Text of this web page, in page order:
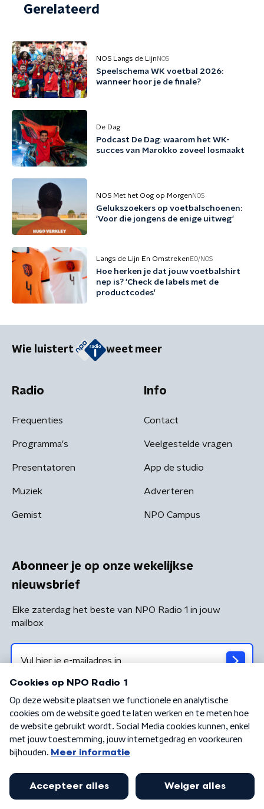
Gerelateerd
NOS Langs de Lijn NOS
Speelschema WK voetbal 2026:
wanneer hoor je de finale?
De Dag
Podcast De Dag: waarom het WK-
succes van Marokko zoveel losmaakt
NOS Met het Oog op Morgen NOS
Gelukszoekers op voetbalschoenen:
'Voor die jongens de enige uitweg'
Langs de Lijn En Omstreken EO/NOS
Hoe herken je dat jouw voetbalshirt
nep is? 'Check de labels met de
productcodes'
Wie luistert weet meer
Radio
Frequenties
Programma's
Presentatoren
Muziek
Gemist
Info
Contact
Veelgestelde vragen
App de studio
Adverteren
NPO Campus
Abonneer je op onze wekelijkse
nieuwsbrief
Elke zaterdag het beste van NPO Radio 1 in jouw
mailbox
Algemene voorwaarden